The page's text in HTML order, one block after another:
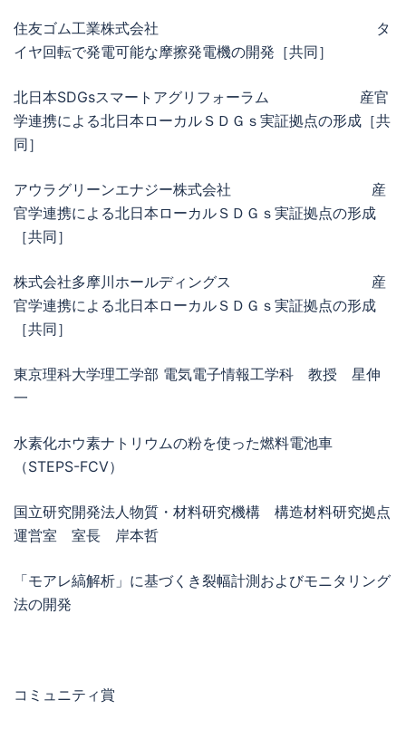
住友ゴム工業株式会社 タ
イヤ回転で発電可能な摩擦発電機の開発［共同］
北日本SDGsスマートアグリフォーラム 産官
学連携による北日本ローカルＳＤＧｓ実証拠点の形成［共
同］
アウラグリーンエナジー株式会社 産
官学連携による北日本ローカルＳＤＧｓ実証拠点の形成
［共同］
株式会社多摩川ホールディングス 産
官学連携による北日本ローカルＳＤＧｓ実証拠点の形成
［共同］
東京理科大学理工学部 電気電子情報工学科 教授 星伸
一
水素化ホウ素ナトリウムの粉を使った燃料電池車
（STEPS-FCV）
国立研究開発法人物質・材料研究機構 構造材料研究拠点
運営室 室長 岸本哲
「モアレ縞解析」に基づくき裂幅計測およびモニタリング
法の開発
コミュニティ賞